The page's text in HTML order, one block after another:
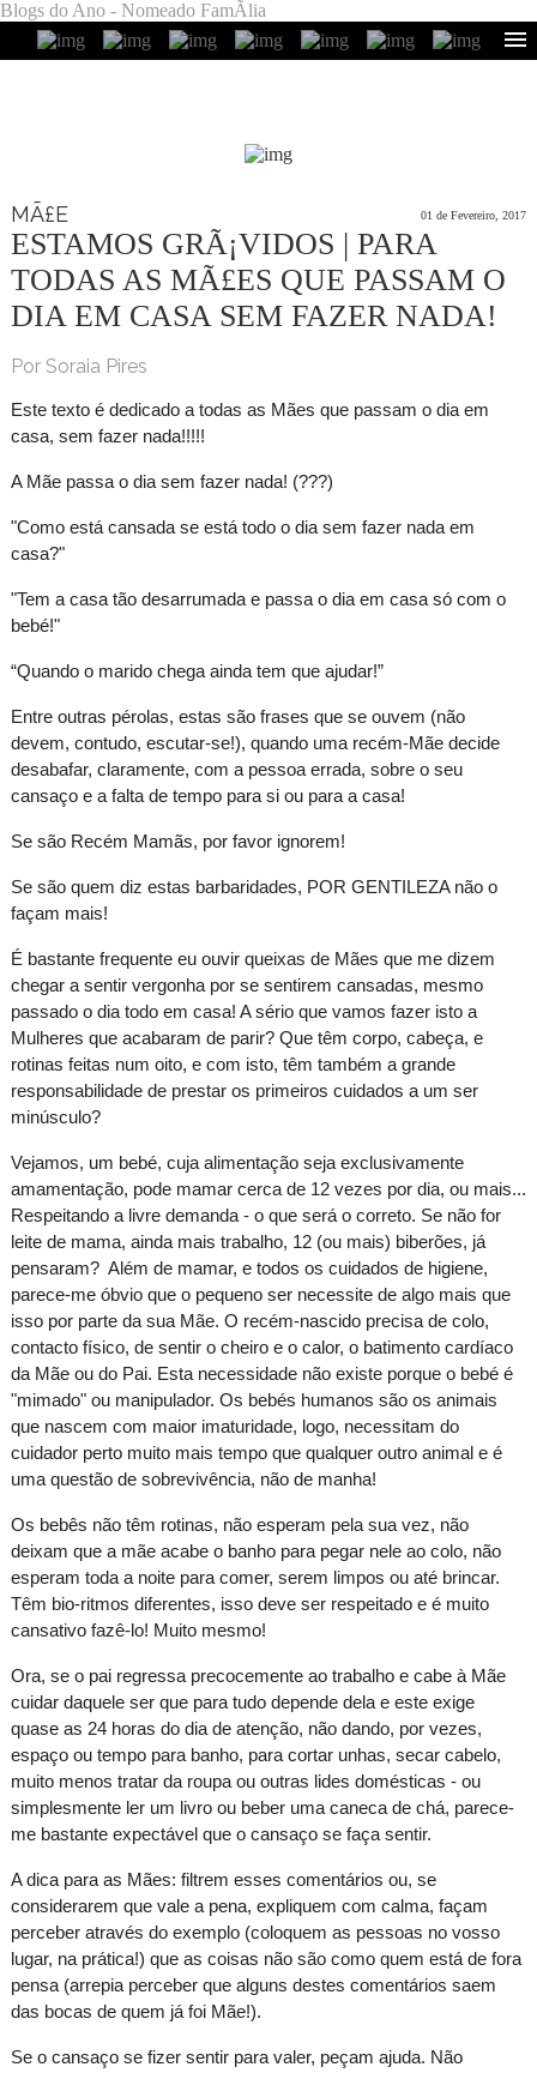
Blogs do Ano - Nomeado FamÃ­lia
MÃ£E 01 de Fevereiro, 2017
ESTAMOS GRÃ¡VIDOS | PARA
TODAS AS MÃ£ES QUE PASSAM O
DIA EM CASA SEM FAZER NADA!
Por Soraia Pires
Este texto é dedicado a todas as Mães que passam o dia em
casa, sem fazer nada!!!!!
A Mãe passa o dia sem fazer nada! (???)
"Como está cansada se está todo o dia sem fazer nada em
casa?"
"Tem a casa tão desarrumada e passa o dia em casa só com o
bebé!"
“Quando o marido chega ainda tem que ajudar!”
Entre outras pérolas, estas são frases que se ouvem (não
devem, contudo, escutar-se!), quando uma recém-Mãe decide
desabafar, claramente, com a pessoa errada, sobre o seu
cansaço e a falta de tempo para si ou para a casa!
Se são Recém Mamãs, por favor ignorem!
Se são quem diz estas barbaridades, POR GENTILEZA não o
façam mais!
É bastante frequente eu ouvir queixas de Mães que me dizem
chegar a sentir vergonha por se sentirem cansadas, mesmo
passado o dia todo em casa! A sério que vamos fazer isto a
Mulheres que acabaram de parir? Que têm corpo, cabeça, e
rotinas feitas num oito, e com isto, têm também a grande
responsabilidade de prestar os primeiros cuidados a um ser
minúsculo?
Vejamos, um bebé, cuja alimentação seja exclusivamente
amamentação, pode mamar cerca de 12 vezes por dia, ou mais...
Respeitando a livre demanda - o que será o correto. Se não for
leite de mama, ainda mais trabalho, 12 (ou mais) biberões, já
pensaram? Além de mamar, e todos os cuidados de higiene,
parece-me óbvio que o pequeno ser necessite de algo mais que
isso por parte da sua Mãe. O recém-nascido precisa de colo,
contacto físico, de sentir o cheiro e o calor, o batimento cardíaco
da Mãe ou do Pai. Esta necessidade não existe porque o bebé é
"mimado" ou manipulador. Os bebés humanos são os animais
que nascem com maior imaturidade, logo, necessitam do
cuidador perto muito mais tempo que qualquer outro animal e é
uma questão de sobrevivência, não de manha!
Os bebês não têm rotinas, não esperam pela sua vez, não
deixam que a mãe acabe o banho para pegar nele ao colo, não
esperam toda a noite para comer, serem limpos ou até brincar.
Têm bio-ritmos diferentes, isso deve ser respeitado e é muito
cansativo fazê-lo! Muito mesmo!
Ora, se o pai regressa precocemente ao trabalho e cabe à Mãe
cuidar daquele ser que para tudo depende dela e este exige
quase as 24 horas do dia de atenção, não dando, por vezes,
espaço ou tempo para banho, para cortar unhas, secar cabelo,
muito menos tratar da roupa ou outras lides domésticas - ou
simplesmente ler um livro ou beber uma caneca de chá, parece-
me bastante expectável que o cansaço se faça sentir.
A dica para as Mães: filtrem esses comentários ou, se
considerarem que vale a pena, expliquem com calma, façam
perceber através do exemplo (coloquem as pessoas no vosso
lugar, na prática!) que as coisas não são como quem está de fora
pensa (arrepia perceber que alguns destes comentários saem
das bocas de quem já foi Mãe!).
Se o cansaço se fizer sentir para valer, peçam ajuda. Não